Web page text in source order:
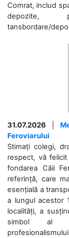
Comrat, includ
depozite,
tansbordare/
31.07.2026
Feroviarului
Stimați colegi,
respect, vă
fondarea Căii
referință, care
esențială a
a lungul acestor
localități, a
simbol al